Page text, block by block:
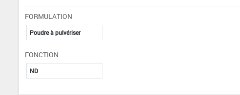
FORMULATION
Poudre à pulvériser
FONCTION
ND